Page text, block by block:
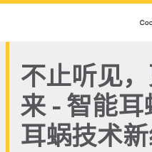
不止听见
来 - 智能
耳蜗技术